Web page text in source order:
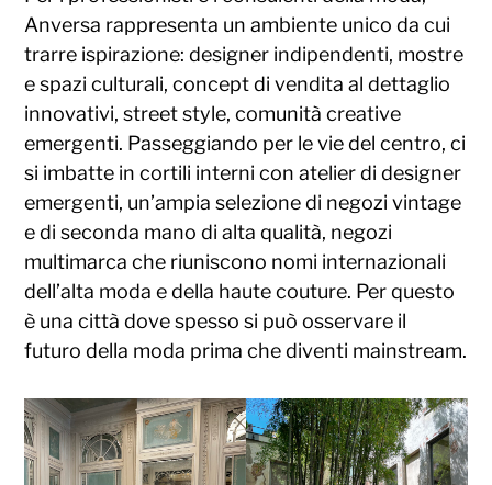
Anversa rappresenta un ambiente unico da cui
trarre ispirazione: designer indipendenti, mostre
e spazi culturali, concept di vendita al dettaglio
innovativi, street style, comunità creative
emergenti. Passeggiando per le vie del centro, ci
si imbatte in cortili interni con atelier di designer
emergenti, un’ampia selezione di negozi vintage
e di seconda mano di alta qualità, negozi
multimarca che riuniscono nomi internazionali
dell’alta moda e della haute couture. Per questo
è una città dove spesso si può osservare il
futuro della moda prima che diventi mainstream.